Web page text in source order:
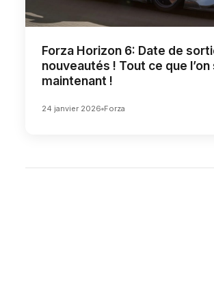
Forza Horizon 6: Date de
nouveautés ! Tout ce que l’on
maintenant !
24 janvier 2026 Forza